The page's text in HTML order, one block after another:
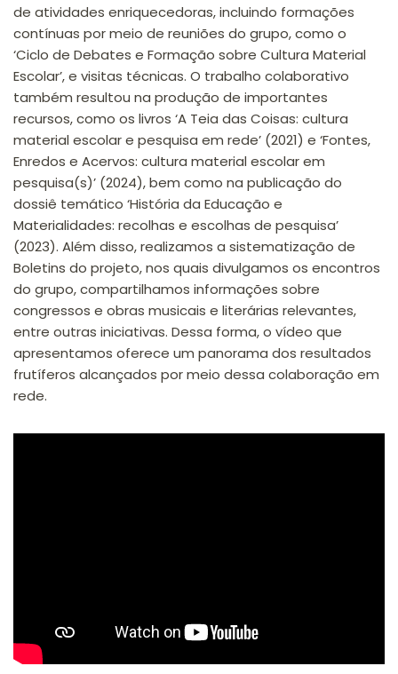
de atividades enriquecedoras, incluindo formações
contínuas por meio de reuniões do grupo, como o
‘Ciclo de Debates e Formação sobre Cultura Material
Escolar’, e visitas técnicas. O trabalho colaborativo
também resultou na produção de importantes
recursos, como os livros ‘A Teia das Coisas: cultura
material escolar e pesquisa em rede’ (2021) e ‘Fontes,
Enredos e Acervos: cultura material escolar em
pesquisa(s)’ (2024), bem como na publicação do
dossiê temático ‘História da Educação e
Materialidades: recolhas e escolhas de pesquisa’
(2023). Além disso, realizamos a sistematização de
Boletins do projeto, nos quais divulgamos os encontros
do grupo, compartilhamos informações sobre
congressos e obras musicais e literárias relevantes,
entre outras iniciativas. Dessa forma, o vídeo que
apresentamos oferece um panorama dos resultados
frutíferos alcançados por meio dessa colaboração em
rede.